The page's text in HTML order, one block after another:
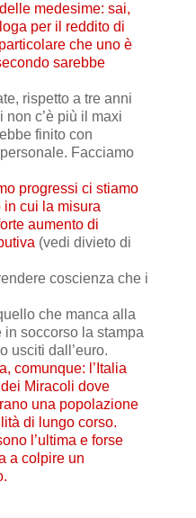
medesime: sai,
per il reddito di
che uno è
sarebbe
rispetto a tre anni
c’è più il maxi
finito con
Facciamo
progressi ci stiamo
cui la misura
aumento di
(vedi divieto di
coscienza che i
che manca alla
in soccorso la stampa
usciti dall’euro.
comunque: l’Italia
Miracoli dove
una popolazione
di lungo corso.
l’ultima e forse
a colpire un